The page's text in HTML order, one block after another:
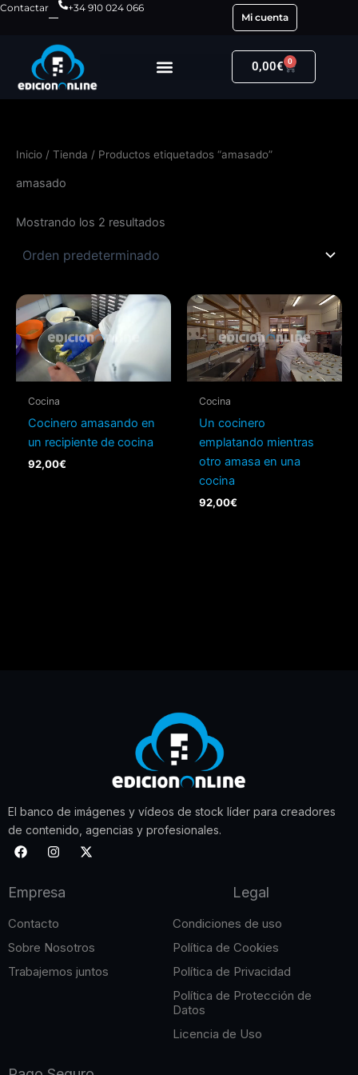
Ir
contenido
Contactar
+34 910 024 066
Mi cuenta
0,00€ 0
Carrito
Inicio / Tienda / Productos etiquetados “amasado”
amasado
Mostrando los 2 resultados
Cocina
Cocinero amasando en
un recipiente de cocina
92,00€
Cocina
Un cocinero
emplatando mientras
otro amasa en una
cocina
92,00€
El banco de imágenes y vídeos de stock líder para creadores
de contenido, agencias y profesionales.
F
a
b
o
I
n
a
r
m
X
-
r
Empresa
Contacto
Sobre Nosotros
Trabajemos juntos
Legal
Condiciones de uso
Política de Cookies
Política de Privacidad
Política de Protección de
Datos
Licencia de Uso